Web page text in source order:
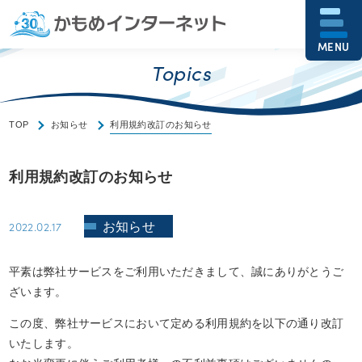
MENU
Topics
TOP お知らせ 利用規約改訂のお知らせ
利用規約改訂のお知らせ
2022.02.17 お知らせ
平素は弊社サービスをご利用いただきまして、誠にありがとうご
ざいます。
この度、弊社サービスにおいて定める利用規約を以下の通り改訂
いたします。